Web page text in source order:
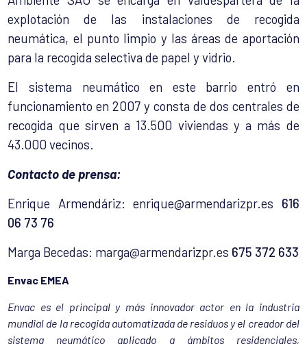
explotación de las instalaciones de recogida
neumática, el punto limpio y las áreas de aportación
para la recogida selectiva de papel y vidrio.
El sistema neumático en este barrio entró en
funcionamiento en 2007 y consta de dos centrales de
recogida que sirven a 13.500 viviendas y a más de
43.000 vecinos.
Contacto de prensa:
Enrique Armendáriz:enrique@armendarizpr.es 616
06 73 76
Marga Becedas: marga@armendarizpr.es 675 372 633
Envac EMEA
Envac es el principal y más innovador actor en la industria
mundial de la recogida automatizada de residuos y el creador del
sistema neumático aplicado a ámbitos residenciales,